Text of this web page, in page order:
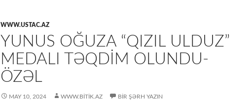
WWW.USTAC.AZ
YUNUS OĞUZA “QIZIL ULDUZ”
MEDALI TƏQDIM OLUNDU-
ÖZƏL
MAY 10, 2024 WWW.BITIK.AZ BIR ŞƏRH YAZIN